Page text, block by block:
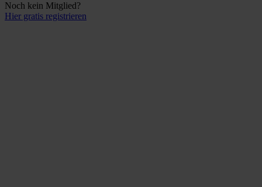
Noch kein Mitglied?
Hier gratis registrieren